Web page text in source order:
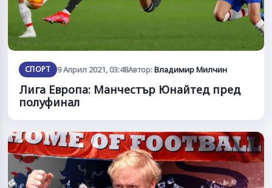
СПОРТ 9 Април 2021, 03:48Автор:Владимир Милчин
Лига Европа: Манчестър Юнайтед пред
полуфинал